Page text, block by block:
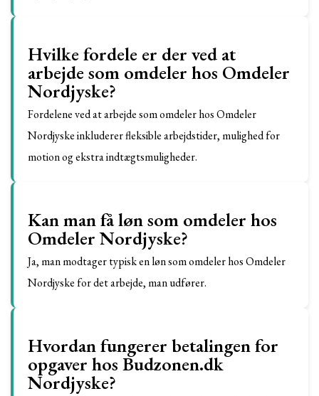
Hvilke fordele er der ved at
arbejde som omdeler hos Omdeler
Nordjyske?
Fordelene ved at arbejde som omdeler hos Omdeler
Nordjyske inkluderer fleksible arbejdstider, mulighed for
motion og ekstra indtægtsmuligheder.
Kan man få løn som omdeler hos
Omdeler Nordjyske?
Ja, man modtager typisk en løn som omdeler hos Omdeler
Nordjyske for det arbejde, man udfører.
Hvordan fungerer betalingen for
opgaver hos Budzonen.dk
Nordjyske?